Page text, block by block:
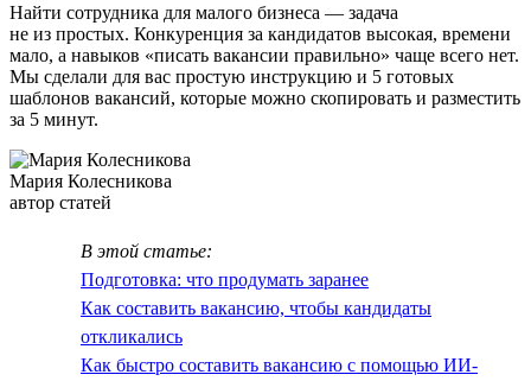
Найти сотрудника для малого бизнеса — задача
не из простых. Конкуренция за кандидатов высокая, времени
мало, а навыков «писать вакансии правильно» чаще всего нет.
Мы сделали для вас простую инструкцию и 5 готовых
шаблонов вакансий, которые можно скопировать и разместить
за 5 минут.
Мария Колесникова
автор статей
В этой статье:
Подготовка: что продумать заранее
Как составить вакансию, чтобы кандидаты
откликались
Как быстро составить вакансию с помощью ИИ-